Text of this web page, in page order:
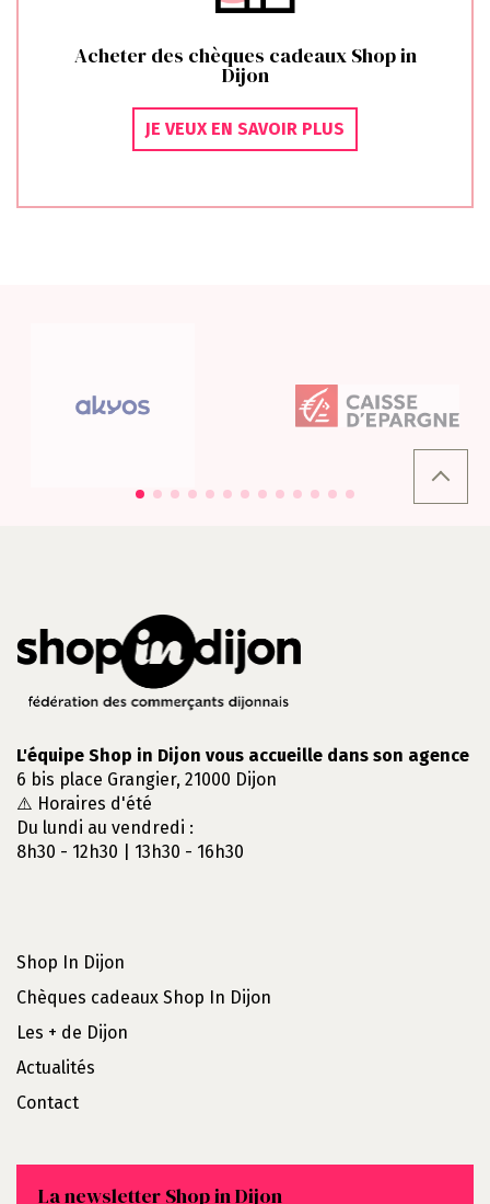
Acheter des chèques cadeaux Shop in
Dijon
JE VEUX EN SAVOIR PLUS
L'équipe Shop in Dijon vous accueille dans son agence
6 bis place Grangier, 21000 Dijon
⚠️ Horaires d'été
Du lundi au vendredi :
8h30 - 12h30 | 13h30 - 16h30
Shop In Dijon
Chèques cadeaux Shop In Dijon
Les + de Dijon
Actualités
Contact
La newsletter Shop in Dijon